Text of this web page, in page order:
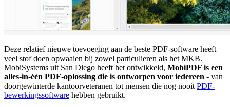
Deze relatief nieuwe toevoeging aan de beste PDF-software heeft
veel stof doen opwaaien bij zowel particulieren als het MKB.
MobiSystems uit San Diego heeft het ontwikkeld, MobiPDF is een
alles-in-één PDF-oplossing die is ontworpen voor iedereen - van
doorgewinterde kantoorveteranen tot mensen die nog nooit PDF-
bewerkingssoftware hebben gebruikt.